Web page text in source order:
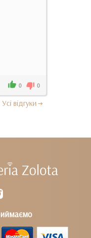
0 0
Усi вiдгуки